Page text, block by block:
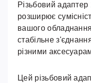
Різьбовий адаптер
розширює
вашого
стабільне
різними
Цей різьбовий